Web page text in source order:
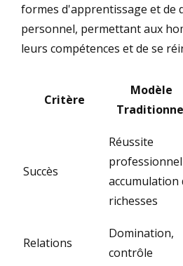
formes d'apprentissage et de
personnel, permettant aux
leurs compétences et de se
Critère
Modèle
Succès
Réussite
accumulation
richesses
Relations
Domination,
contrôle